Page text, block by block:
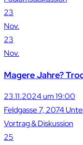
23
Nov.
23
Nov.
Magere Jahre?
23.11.2024 um 19:00
Feldgasse 7, 2074
Vortrag & Diskussion
25